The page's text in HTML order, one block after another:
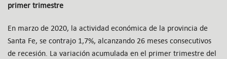
primer trimestre
En marzo de 2020, la actividad económica de la provincia de
Santa Fe, se contrajo 1,7%, alcanzando 26 meses consecutivos
de recesión. La variación acumulada en el primer trimestre del